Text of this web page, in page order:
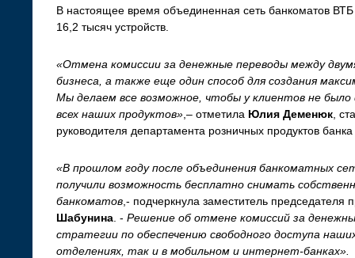
В настоящее время объединенная сеть банкоматов
16,2 тысяч устройств.
«Отмена комиссии за денежные переводы между
бизнеса, а также еще один способ для создания
Мы делаем все возможное, чтобы у клиентов не было
всех наших продуктов» ,– отметила Юлия Деменюк ,
руководителя департамента розничных продуктов
«В прошлом году после объединения банкоматных
получили возможность бесплатно снимать
банкоматов ,- подчеркнула заместитель
Шабунина . - Решение об отмене комиссий за
стратегии по обеспечению свободного доступа
отделениях, так и в мобильном и интернет-банках».